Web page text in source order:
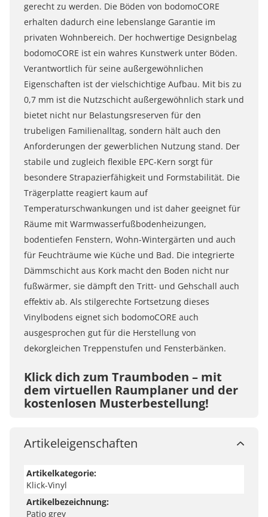
gerecht zu werden. Die Böden von bodomoCORE
erhalten dadurch eine lebenslange Garantie im
privaten Wohnbereich. Der hochwertige Designbelag
bodomoCORE ist ein wahres Kunstwerk unter Böden.
Verantwortlich für seine außergewöhnlichen
Eigenschaften ist der vielschichtige Aufbau. Mit bis zu
0,7 mm ist die Nutzschicht außergewöhnlich stark und
bietet nicht nur Belastungsreserven für den
trubeligen Familienalltag, sondern hält auch den
Anforderungen der gewerblichen Nutzung stand. Der
stabile und zugleich flexible EPC-Kern sorgt für
besondere Strapazierfähigkeit und Formstabilität. Die
Trägerplatte reagiert kaum auf
Temperaturschwankungen und ist daher geeignet für
Räume mit Warmwasserfußbodenheizungen,
bodentiefen Fenstern, Wohn-Wintergärten und auch
für Feuchträume wie Küche und Bad. Die integrierte
Dämmschicht aus Kork macht den Boden nicht nur
fußwärmer, sie dämpft den Tritt- und Gehschall auch
effektiv ab. Als stilgerechte Fortsetzung dieses
Vinylbodens eignet sich bodomoCORE auch
ausgesprochen gut für die Herstellung von
dekorgleichen Treppenstufen und Fensterbänken.
Klick dich zum Traumboden – mit
dem virtuellen Raumplaner und der
kostenlosen Musterbestellung!
Traumboden mit nur einem Klick verlegen. Lade ein
Foto von deinem Raum hoch und teste deinen
Traumboden in deinem Zuhause. Du kannst aber
auch die Musterräume nutzen und Wandfarben und
Böden frei kombinieren. Wenn du dir ganz sicher sein
Artikeleigenschaften
Artikelkategorie:
Klick-Vinyl
Artikelbezeichnung:
Patio grey